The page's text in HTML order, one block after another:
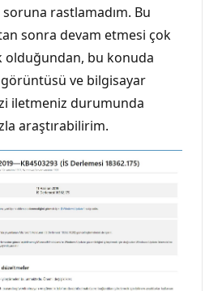
soruna rastlamadım. Bu
sonra devam etmesi çok
olduğundan, bu konuda
ve bilgisayar
iletmeniz durumunda
araştırabilirim.